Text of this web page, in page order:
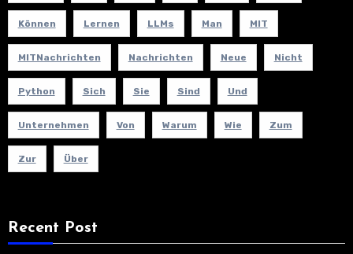
Können Lernen LLMs Man MIT
MITNachrichten Nachrichten Neue Nicht
Python Sich Sie Sind Und
Unternehmen Von Warum Wie Zum
Zur Über
Recent Post